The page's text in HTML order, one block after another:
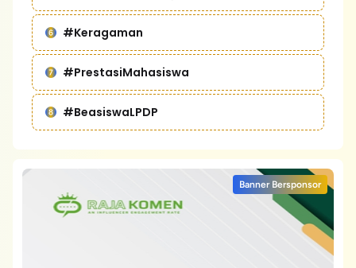
#Keragaman
#PrestasiMahasiswa
#BeasiswaLPDP
Banner Bersponsor